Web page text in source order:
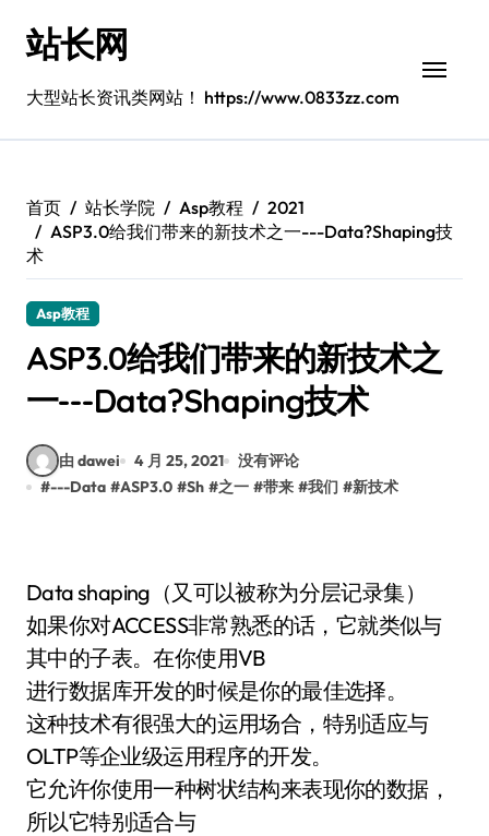
站长网
大型站长资讯类网站！ https://www.0833zz.com
首页 站长学院 Asp教程
2021
ASP3.0给我们带来的新技术之一---Data?Shaping技
术
Asp教程
ASP3.0给我们带来的新技术之
一---Data?Shaping技术
由 dawei 4 月 25, 2021
没有评论
#---Data #ASP3.0 #Sh #之一 #带来 #我们 #新技术
Data shaping（又可以被称为分层记录集）
如果你对ACCESS非常熟悉的话，它就类似与
其中的子表。在你使用VB
进行数据库开发的时候是你的最佳选择。
这种技术有很强大的运用场合，特别适应与
OLTP等企业级运用程序的开发。
它允许你使用一种树状结构来表现你的数据，
所以它特别适合与